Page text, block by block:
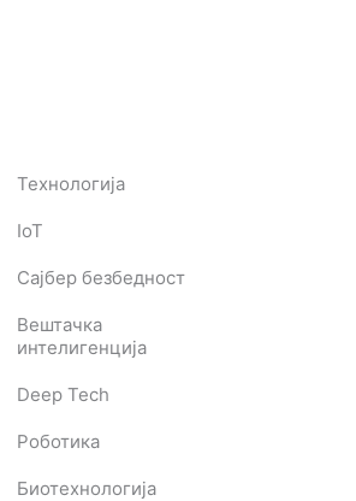
Технологија
IoT
Сајбер безбедност
Вештачка
интелигенција
Deep Tech
Роботика
Биотехнологија